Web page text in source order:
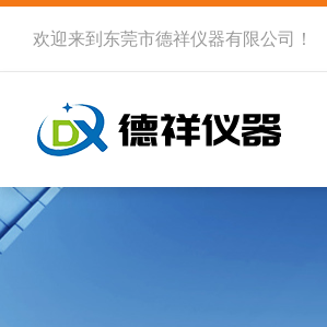
欢迎来到 东莞市德祥仪器有限公司 ！